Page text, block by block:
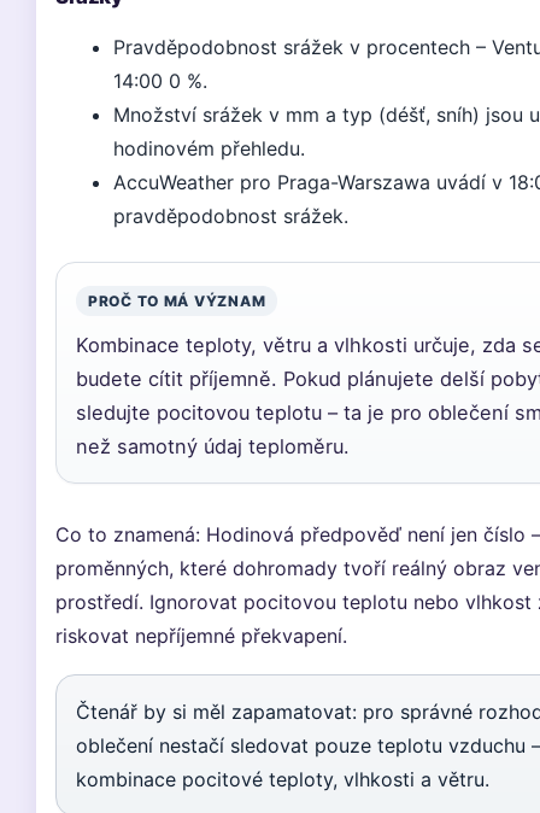
Pravděpodobnost srážek v procentech –
14:00 0 %.
Množství srážek v mm a typ (déšť, sníh) jsou
hodinovém přehledu.
AccuWeather pro Praga-Warszawa uvádí v
pravděpodobnost srážek.
PROČ TO MÁ VÝZNAM
Kombinace teploty, větru a vlhkosti určuje, zda
budete cítit příjemně. Pokud plánujete delší
sledujte pocitovou teplotu – ta je pro oblečení
než samotný údaj teploměru.
Co to znamená: Hodinová předpověď není jen číslo
proměnných, které dohromady tvoří reálný obraz
prostředí. Ignorovat pocitovou teplotu nebo vlhkost
riskovat nepříjemné překvapení.
Čtenář by si měl zapamatovat: pro správné
oblečení nestačí sledovat pouze teplotu vzduchu
kombinace pocitové teploty, vlhkosti a větru.